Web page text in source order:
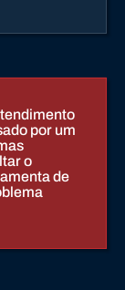
t
e
n
e
por um
o
de